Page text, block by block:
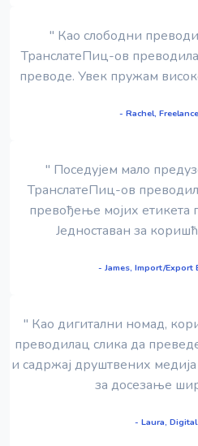
" Као слободни
ТранслатеПиц-ов
преводе. Увек пружам
- Rachel,
" Поседујем мало
ТранслатеПиц-ов
превођење мојих етикета
Једноставан за
- James, Import/Export
" Као дигитални номад,
преводилац слика да
и садржај друштвених
за досезање
- Laura,